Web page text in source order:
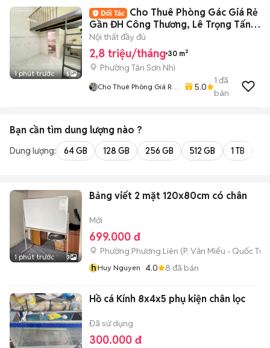
1 phút trước 5
Cho Thuê Phòng Gác Giá Rẻ
Gần ĐH Công Thương, Lê Trọng Tấn
Tân Phú
Nội thất đầy đủ
2,8 triệu/tháng 30 m²
Phường Tân Sơn Nhì
Cho Thuê Phòng Giá Rẻ
5.0
1 đã
bán
Bạn cần tìm dung lượng nào ?
Dung lượng: 64 GB 128 GB 256 GB 512 GB 1 TB
1 phút trước 3
Bảng viết 2 mặt 120x80cm có chân
Mới
699.000 đ
Phường Phương Liên (P. Văn Miếu - Quốc Tử
hHuy Nguyen 4.0 8 đã bán
Hồ cá Kính 8x4x5 phụ kiện chân lọc
Đã sử dụng
300.000 đ